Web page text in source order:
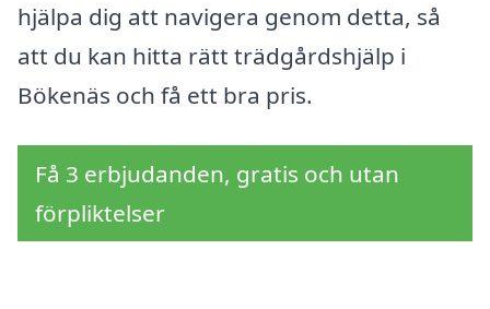
hjälpa dig att navigera genom detta, så
att du kan hitta rätt trädgårdshjälp i
Bökenäs och få ett bra pris.
Få 3 erbjudanden, gratis och utan
förpliktelser